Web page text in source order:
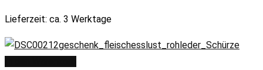
Lieferzeit: ca. 3 Werktage